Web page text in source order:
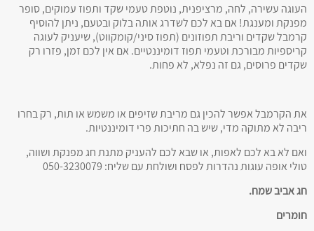
העוגה עשירה, לחה, מרציפנית, נוטפת טעמי שקד ותפוז עמוקים, סופר
מפנקת ומענגת! אם בא לכם לשדרג אותה בלוק ובטעם, ניתן להוסיף
קרמבל שקדים וריבת תפוזונים (תפוז סיני/קומקווט), שיעניק לעוגה
קריספיות מבורכת וטעמי תפוז דומיננטיים. אם אין לכם זמן, פזרו רק
שקדים פרוסים, גם זה נפלא, לא פחות.
את הקרמבל אפשר להכין גם מריבת שזיפים או משמש או תות, רק בחרו
ריבה לא מתוקה מדי, שיש בה חתיכות פרי דומיננטיות.
ואם לא בא לכם לאפות, או שבא לכם להעניק מתנת חג מפנקת ושווה,
טולי אופה עוגות נהדרות לפסח ושולחת עם שליח: 050-3230079
חג אביב שמח.
חומרים